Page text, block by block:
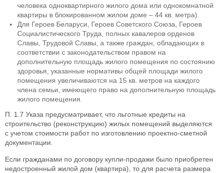
человека одноквартирного жилого дома или однокомнатной
квартиры в блокированном жилом доме – 44 кв. метра).
Для Героев Беларуси, Героев Советского Союза, Героев
Социалистического Труда, полных кавалеров орденов
Славы, Трудовой Славы, а также граждан, обладающих в
соответствии с законодательством правом на
дополнительную площадь жилого помещения по состоянию
здоровья, указанные нормативы общей площади жилого
помещения увеличиваются на 15 кв. метров на каждого
члена семьи, имеющего право на дополнительную площадь
жилого помещения.
П. 1.7 Указа предусматривает, что льготные кредиты на
строительство (реконструкцию) жилых помещений выделяются
с учетом стоимости работ по изготовлению проектно-сметной
документации.
Если гражданами по договору купли-продажи было приобретен
недостроенный жилой дом (квартира), то для расчета размера